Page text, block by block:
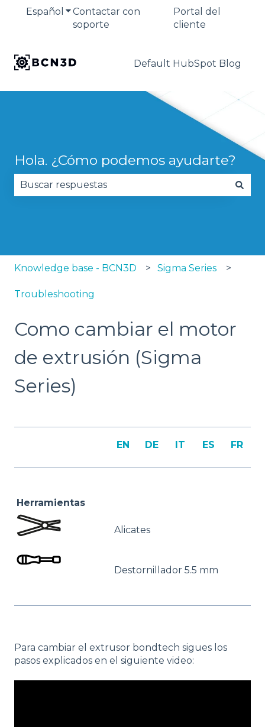
Español Traducciones de Mostrar submenú de
Contactar con
soporte
Portal del
cliente
Default HubSpot Blog
Hola. ¿Cómo podemos ayudarte?
Knowledge base - BCN3D Sigma Series
Troubleshooting
Como cambiar el motor
de extrusión (Sigma
Series)
EN DE IT ES FR
Herramientas
Alicates
Destornillador 5.5 mm
Para cambiar el extrusor bondtech sigues los
pasos explicados en el siguiente video: